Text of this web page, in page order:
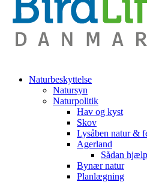
Naturbeskyttelse
Natursyn
Naturpolitik
Hav og kyst
Skov
Lysåben natur &
Agerland
Sådan
Bynær natur
Planlægning